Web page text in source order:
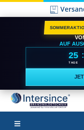
AUF
25
TAGE
: